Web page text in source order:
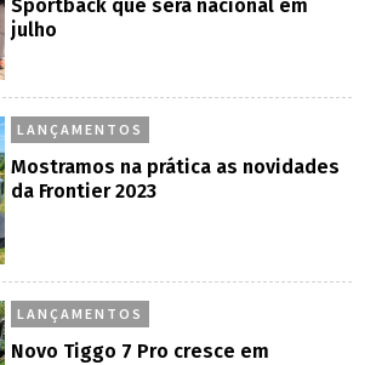
Sportback que será nacional em
julho
LANÇAMENTOS
Mostramos na prática as novidades
da Frontier 2023
LANÇAMENTOS
Novo Tiggo 7 Pro cresce em